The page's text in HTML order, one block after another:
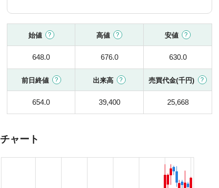
始値 高値 安値
648.0 676.0 630.0
前日終値 出来高 売買代金(千円)
654.0 39,400 25,668
チャート